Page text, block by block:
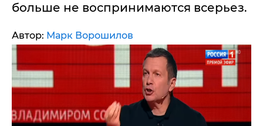
больше не воспринимаются всерьез.
Автор: Марк Ворошилов